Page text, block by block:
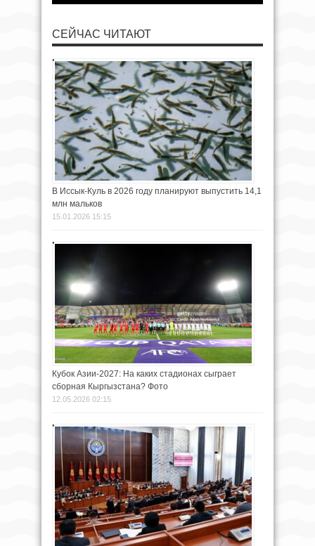
СЕЙЧАС ЧИТАЮТ
В Иссык-Куль в 2026 году планируют выпустить 14,1
млн мальков
15.01.2026 15:15
Кубок Азии-2027: На каких стадионах сыграет
сборная Кыргызстана? Фото
12.05.2026 02:15